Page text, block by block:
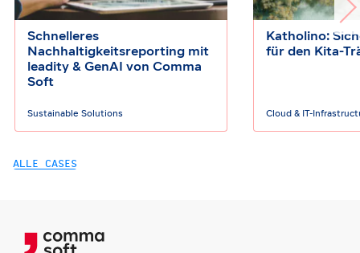
Schnelleres
Nachhaltigkeitsreporting mit
leadity & GenAI von Comma
Soft
Sustainable Solutions
Katholino:
für den Kita-
Cloud & IT-
ALLE CASES